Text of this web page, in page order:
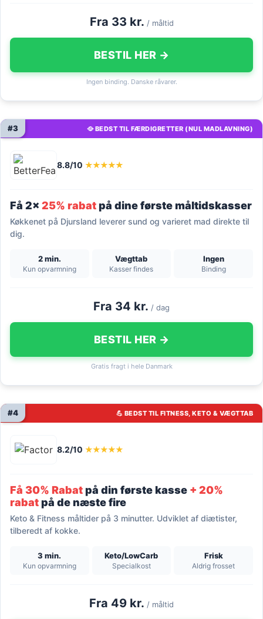
Fra 33 kr. / måltid
BESTIL HER →
Ingen binding. Danske råvarer.
🥘 BEDST TIL FÆRDIGRETTER (NUL MADLAVNING)
#3
8.8/10 ★★★★★
Få 2x 25% rabatpå dine første måltidskasser
Køkkenet på Djursland leverer sund og varieret mad direkte til
dig.
2 min.
Kun opvarmning
Vægttab
Kasser findes
Ingen
Binding
Fra 34 kr. / dag
BESTIL HER →
Gratis fragt i hele Danmark
💪 BEDST TIL FITNESS, KETO & VÆGTTAB
#4
8.2/10 ★★★★★
Få 30% Rabatpå din første kasse + 20%
rabatpå de næste fire
Keto & Fitness måltider på 3 minutter. Udviklet af diætister,
tilberedt af kokke.
3 min.
Kun opvarmning
Keto/LowCarb
Specialkost
Frisk
Aldrig frosset
Fra 49 kr. / måltid